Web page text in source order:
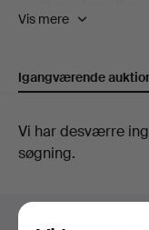
decorated home
"We imagine a
of undeniable
home that feels
precisely to that.
Vis mere
Igangværende
Igangværende
auktioner
Vi har desværre
søgning.